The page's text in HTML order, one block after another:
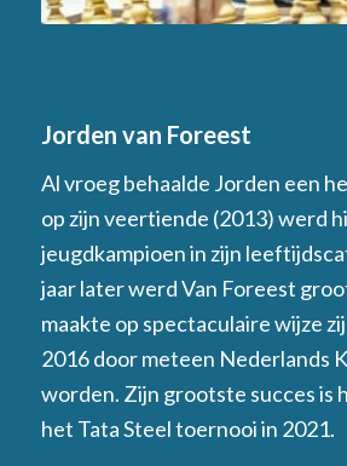
Jorden van Foreest
Al vroeg behaalde Jorden een
op zijn veertiende (2013) werd
jeugdkampioen in zijn
jaar later werd Van Foreest
maakte op spectaculaire wijze
2016 door meteen Nederlands
worden. Zijn grootste succes is
het Tata Steel toernooi in 2021.